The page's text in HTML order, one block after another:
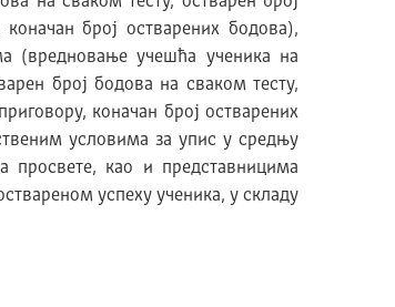
број остварених бодова),
(вредновање учешћа ученика на
број бодова на сваком тесту,
коначан број остварених
условима за упис у средњу
просвете, као и представницима
успеху ученика, у складу